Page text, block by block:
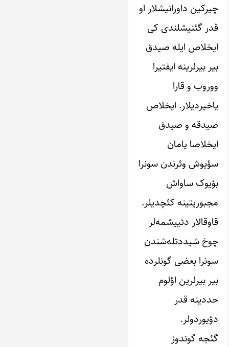
چیرکین‌ داورانیشلار‌ او‌
قدر‌ گئنیشلندی‌ کی‌
ایخلاص‌ ایله‌ صیدق‌
بیر بیرلرینه‌ ایفتیرا‌
ووروب‌ و‌ قارا‌
یاخیردیلار. ایخلاص‌
صیدقه‌ و‌ صیدق‌
ایخلاصا‌ یامان‌
سؤ‌یوش‌ وئرندن‌ سونرا‌
بؤ‌یوک‌ ساواش
مجبوریتینه‌ کئچدیلر.
قاوقالار‌ دئییشمه‌‌لر‌
چوخ‌ شیددتله‌شندن
سونرا‌ بعضی‌ ‌‌گونلرده‌
بیر بیرلرین‌ اؤ‌لوم‌
حددینه قدر‌
دؤ‌یوردولر.
گئجه‌ ‌‌گوندوز‌